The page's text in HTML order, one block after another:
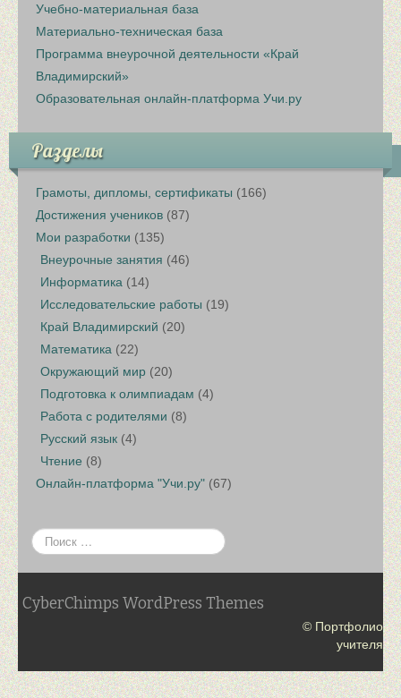
Учебно-материальная база
Материально-техническая база
Программа внеурочной деятельности «Край
Владимирский»
Образовательная онлайн-платформа Учи.ру
Разделы
Грамоты, дипломы, сертификаты (166)
Достижения учеников (87)
Мои разработки (135)
Внеурочные занятия (46)
Информатика (14)
Исследовательские работы (19)
Край Владимирский (20)
Математика (22)
Окружающий мир (20)
Подготовка к олимпиадам (4)
Работа с родителями (8)
Русский язык (4)
Чтение (8)
Онлайн-платформа "Учи.ру" (67)
CyberChimps WordPress Themes
© Портфолио
учителя